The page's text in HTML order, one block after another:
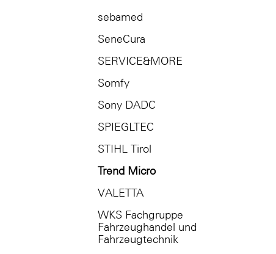
sebamed
SeneCura
SERVICE&MORE
Somfy
Sony DADC
SPIEGLTEC
STIHL Tirol
Trend Micro
VALETTA
WKS Fachgruppe
Fahrzeughandel und
Fahrzeugtechnik